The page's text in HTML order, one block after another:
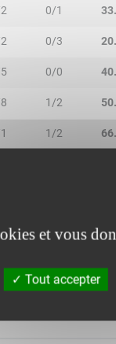
0/1
0/3
0/0
1/2
1/2
et vous
Tout accepter